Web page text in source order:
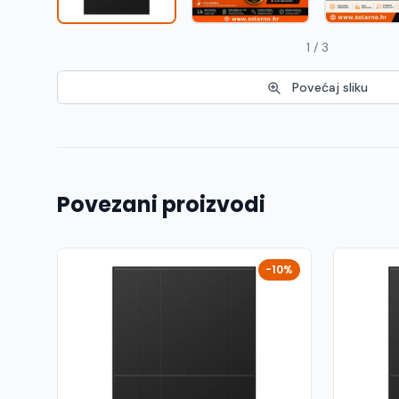
1 / 3
Povećaj sliku
Povezani proizvodi
-10%